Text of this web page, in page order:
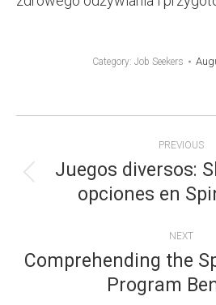
Category: Job Seekers
PREVIOUS
post:
Juegos diversos:
opciones en
NEXT
Next
post:
Comprehending the
Program